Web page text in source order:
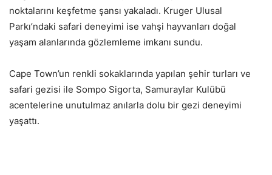
noktalarını keşfetme şansı yakaladı. Kruger Ulusal
Parkı’ndaki safari deneyimi ise vahşi hayvanları doğal
yaşam alanlarında gözlemleme imkanı sundu.
Cape Town’un renkli sokaklarında yapılan şehir turları ve
safari gezisi ile Sompo Sigorta, Samuraylar Kulübü
acentelerine unutulmaz anılarla dolu bir gezi deneyimi
yaşattı.